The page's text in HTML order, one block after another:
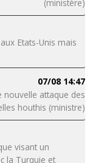
(ministère)
Etats-Unis mais
07/08 14:47
nouvelle attaque des
houthis (ministre)
visant un
la Turquie et